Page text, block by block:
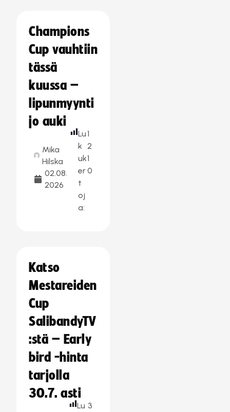
Champions
Cup vauhtiin
tässä
kuussa –
lipunmyynti
jo auki
Mika
Hilska
02.08.
2026
Lu
k
uk
er
t
oj
a:
1
2
1
0
Katso
Mestareiden
Cup
SalibandyTV
:stä – Early
bird -hinta
tarjolla
30.7. asti
Lu 3